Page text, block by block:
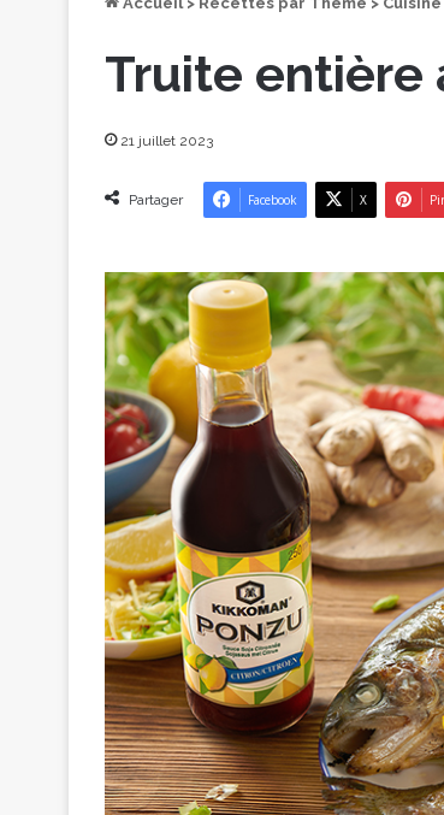
Truite entière
21 juillet 2023
Partager Facebook X